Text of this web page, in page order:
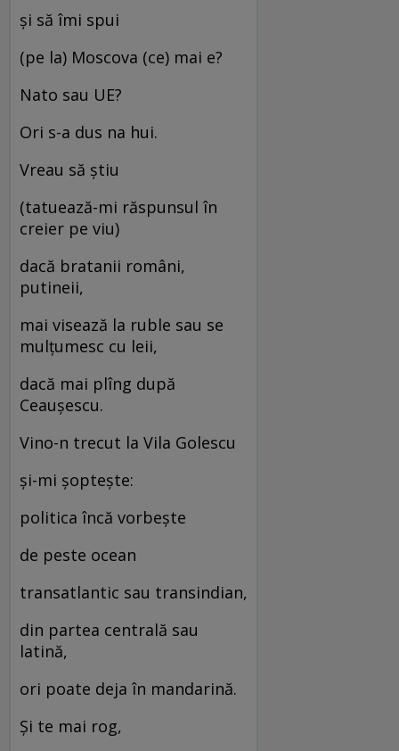
și să îmi spui
(pe la) Moscova (ce) mai e?
Nato sau UE?
Ori s-a dus na hui.
Vreau să știu
(tatuează-mi răspunsul în
creier pe viu)
dacă bratanii români,
putineii,
mai visează la ruble sau se
mulțumesc cu leii,
dacă mai plîng după
Ceaușescu.
Vino-n trecut la Vila Golescu
și-mi șoptește:
politica încă vorbește
de peste ocean
transatlantic sau transindian,
din partea centrală sau
latină,
ori poate deja în mandarină.
Și te mai rog,